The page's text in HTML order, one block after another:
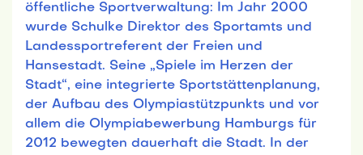
öffentliche Sportverwaltung: Im Jahr 2000
wurde Schulke Direktor des Sportamts und
Landessportreferent der Freien und
Hansestadt. Seine „Spiele im Herzen der
Stadt“, eine integrierte Sportstättenplanung,
der Aufbau des Olympiastützpunkts und vor
allem die Olympiabewerbung Hamburgs für
2012 bewegten dauerhaft die Stadt. In der